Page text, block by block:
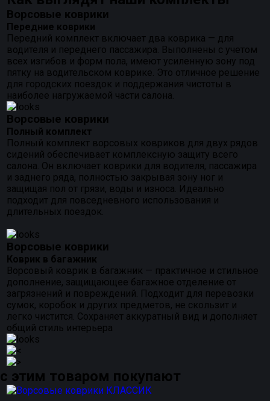
Ворсовые коврики
Передние коврики
Передний комплект включает два коврика — для
водителя и переднего пассажира. Выполнены с учетом
всех изгибов и форм пола, имеют усиленную зону под
пятку на водительском коврике. Это отличное решение
для городских поездок и поддержания чистоты в
наиболее нагружаемой части салона.
Ворсовые коврики
Полный комплект
Полный комплект ворсовых ковриков для двух рядов
сидений обеспечивает комплексную защиту всего
салона. Он включает коврики для водителя, пассажира
и заднего ряда, полностью закрывая зону ног и
защищая пол от грязи, воды и износа. Идеально
подходит для повседневного использования и
длительных поездок.
Ворсовые коврики
Коврик в багажник
Ворсовый коврик в багажник — практичное и стильное
дополнение, защищающее багажное отделение от
загрязнений и повреждений. Подходит для перевозки
сумок, коробок и других предметов, не скользит и
легко чистится. Сохраняет аккуратный вид и дополняет
общий стиль интерьера
с этим товаром покупают